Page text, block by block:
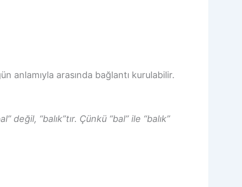
anlamıyla arasında bağlantı kurulabilir.
değil, “balık”tır. Çünkü “bal” ile “balık”